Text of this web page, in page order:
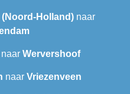
Holland) naar
naar Wervershoof
naar Vriezenveen